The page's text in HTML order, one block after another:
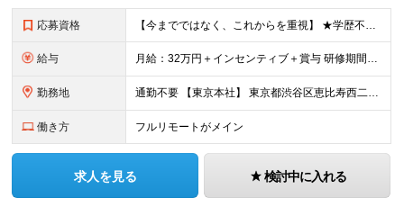
応募資格 【今までではなく、これからを重視】 ★学歴不問 ★職種未経験歓迎 ★業種未経験歓迎 ★社会人未経験歓迎 ★第二新卒歓迎 ★ブランクOK ★動画編集・デザイン制作の勉強を独学でしている方など ※基礎的
給与 月給：32万円＋インセンティブ＋賞与 研修期間中：月給25万円～ ＼ 頑張りはしっかり評価！ ／ 研修期間中でも、スキルの習得状況や成果に応じて月給27万円へ昇給が可能です。 【研修期間】 期
勤務地 通勤不要 【東京本社】 東京都渋谷区恵比寿西二丁目8番4号 EX恵比寿西ビル5階
働き方 フルリモートがメイン
求人を見る 検討中に入れる